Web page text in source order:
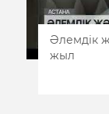
Әлемдік
жыл